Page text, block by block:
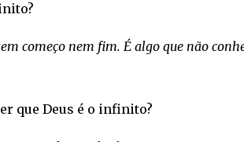
começo nem fim. É algo que não
que Deus é o infinito?